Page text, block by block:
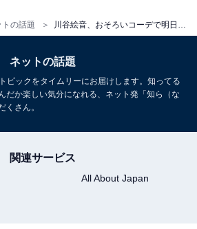
トの話題
ネットの話題
ピックをタイムリーにお届けします。知ってる
だか楽しい気分になれる、ネット発「知ら（な
くさん。
関連サービス
All About Japan